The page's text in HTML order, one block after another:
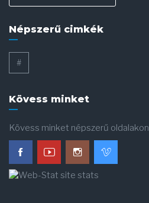
Népszerű cimkék
#
Kövess minket
Kövess minket népszerű oldalakon